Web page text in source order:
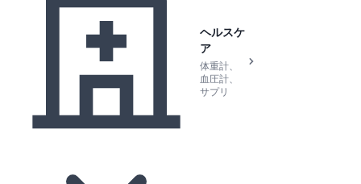
ヘルスケ
ア
体重計、
血圧計、
サプリ